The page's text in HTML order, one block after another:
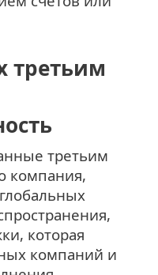
третьим
третьим
компания,
которая
компаний и